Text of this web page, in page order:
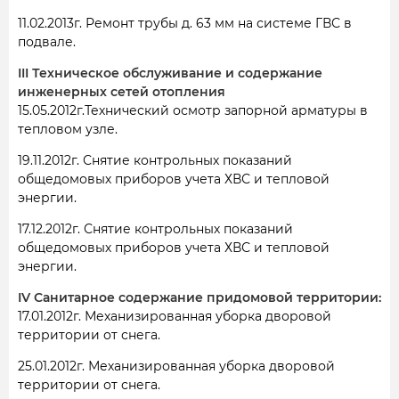
11.02.2013г. Ремонт трубы д. 63 мм на системе ГВС в
подвале.
III Техническое обслуживание и содержание
инженерных сетей отопления
15.05.2012г.Технический осмотр запорной арматуры в
тепловом узле.
19.11.2012г. Снятие контрольных показаний
общедомовых приборов учета ХВС и тепловой
энергии.
17.12.2012г. Снятие контрольных показаний
общедомовых приборов учета ХВС и тепловой
энергии.
IV Санитарное содержание придомовой территории:
17.01.2012г. Механизированная уборка дворовой
территории от снега.
25.01.2012г. Механизированная уборка дворовой
территории от снега.